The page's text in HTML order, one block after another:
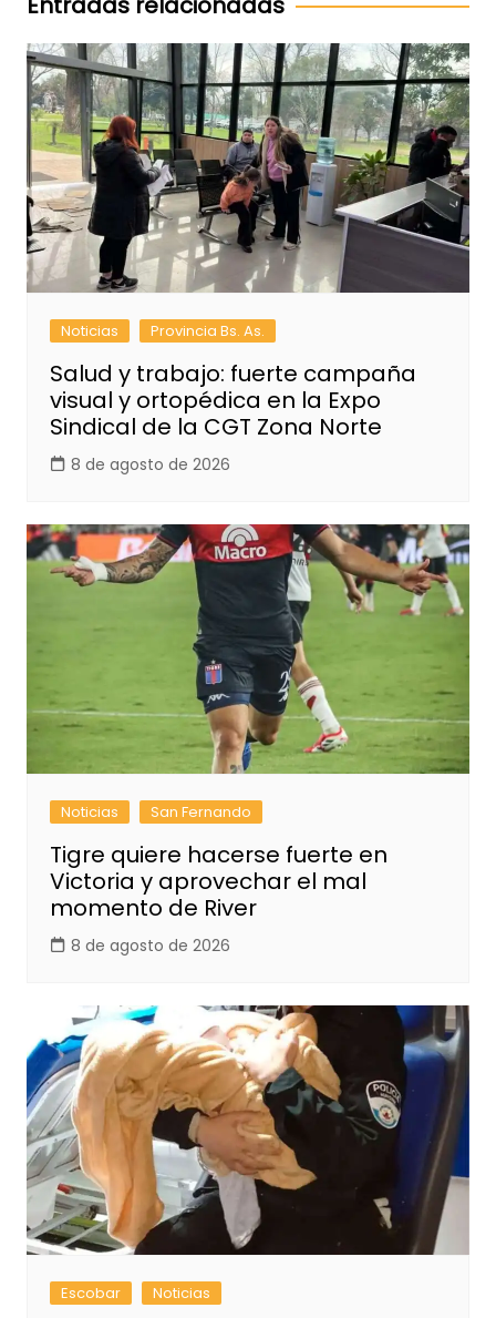
Noticias Provincia Bs. As.
Salud y trabajo: fuerte campaña
visual y ortopédica en la Expo
Sindical de la CGT Zona Norte
8 de agosto de 2026
Noticias San Fernando
Tigre quiere hacerse fuerte en
Victoria y aprovechar el mal
momento de River
8 de agosto de 2026
Escobar Noticias